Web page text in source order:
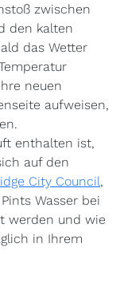
zwischen
den kalten
das Wetter
neuen
aufweisen,
enthalten ist,
auf den
City Council,
Wasser bei
werden und wie
in Ihrem